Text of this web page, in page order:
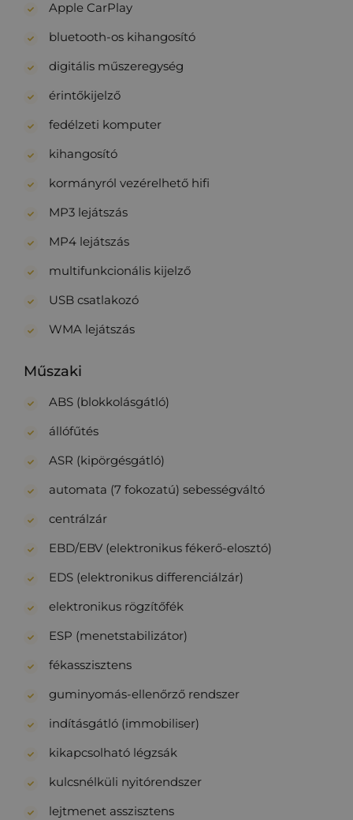
Apple CarPlay
bluetooth-os kihangosító
digitális műszeregység
érintőkijelző
fedélzeti komputer
kihangosító
kormányról vezérelhető hifi
MP3 lejátszás
MP4 lejátszás
multifunkcionális kijelző
USB csatlakozó
WMA lejátszás
Műszaki
ABS (blokkolásgátló)
állófűtés
ASR (kipörgésgátló)
automata (7 fokozatú) sebességváltó
centrálzár
EBD/EBV (elektronikus fékerő-elosztó)
EDS (elektronikus differenciálzár)
elektronikus rögzítőfék
ESP (menetstabilizátor)
fékasszisztens
guminyomás-ellenőrző rendszer
indításgátló (immobiliser)
kikapcsolható légzsák
kulcsnélküli nyitórendszer
lejtmenet asszisztens